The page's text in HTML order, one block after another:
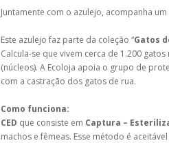
Juntamente com o azulejo, acompanha
Este azulejo faz parte da coleção “Gatos
Calcula-se que vivem cerca de 1.200
(núcleos). A Ecoloja apoia o grupo de
com a castração dos gatos de rua.
Como funciona:
CED que consiste em Captura –
machos e fêmeas. Esse método é